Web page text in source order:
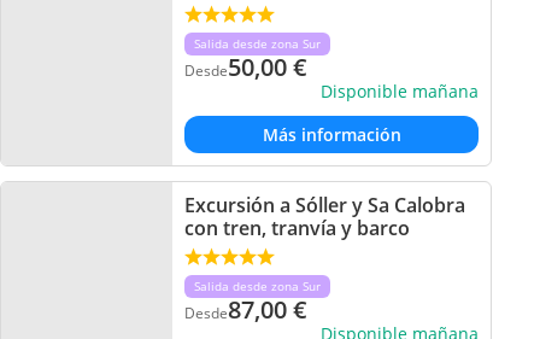
Salida desde zona Sur
Desde50,00€
Disponible mañana
Más información
Excursión a Sóller y Sa Calobra
con tren, tranvía y barco
Salida desde zona Sur
Desde87,00€
Disponible mañana